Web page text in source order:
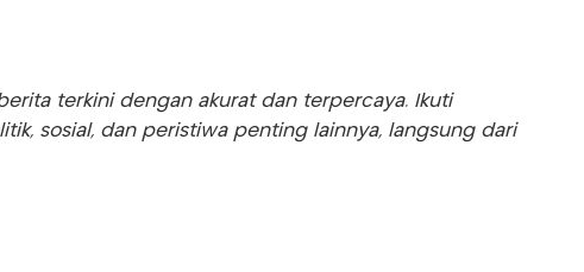
terkini dengan akurat dan terpercaya. Ikuti
sosial, dan peristiwa penting lainnya, langsung dari